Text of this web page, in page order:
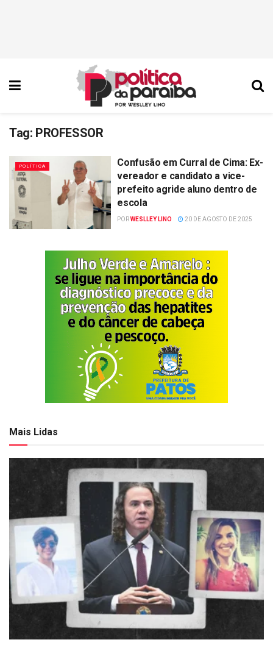
Tag: PROFESSOR
POLÍTICA
Confusão em Curral de Cima: Ex-
vereador e candidato a vice-
prefeito agride aluno dentro de
escola
PORWESLLEY LINO 20 DE AGOSTO DE 2025
Mais Lidas